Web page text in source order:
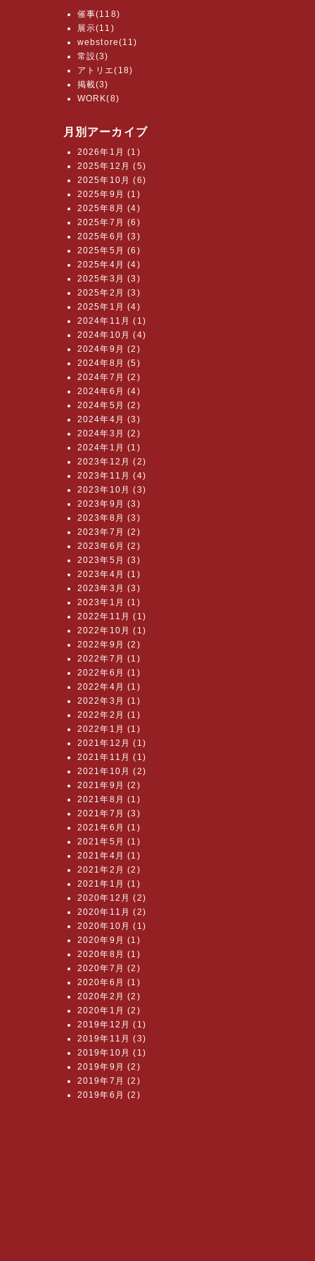
催事(118)
展示(11)
webstore(11)
常設(3)
アトリエ(18)
掲載(3)
WORK(8)
月別アーカイブ
2026年1月 (1)
2025年12月 (5)
2025年10月 (6)
2025年9月 (1)
2025年8月 (4)
2025年7月 (6)
2025年6月 (3)
2025年5月 (6)
2025年4月 (4)
2025年3月 (3)
2025年2月 (3)
2025年1月 (4)
2024年11月 (1)
2024年10月 (4)
2024年9月 (2)
2024年8月 (5)
2024年7月 (2)
2024年6月 (4)
2024年5月 (2)
2024年4月 (3)
2024年3月 (2)
2024年1月 (1)
2023年12月 (2)
2023年11月 (4)
2023年10月 (3)
2023年9月 (3)
2023年8月 (3)
2023年7月 (2)
2023年6月 (2)
2023年5月 (3)
2023年4月 (1)
2023年3月 (3)
2023年1月 (1)
2022年11月 (1)
2022年10月 (1)
2022年9月 (2)
2022年7月 (1)
2022年6月 (1)
2022年4月 (1)
2022年3月 (1)
2022年2月 (1)
2022年1月 (1)
2021年12月 (1)
2021年11月 (1)
2021年10月 (2)
2021年9月 (2)
2021年8月 (1)
2021年7月 (3)
2021年6月 (1)
2021年5月 (1)
2021年4月 (1)
2021年2月 (2)
2021年1月 (1)
2020年12月 (2)
2020年11月 (2)
2020年10月 (1)
2020年9月 (1)
2020年8月 (1)
2020年7月 (2)
2020年6月 (1)
2020年2月 (2)
2020年1月 (2)
2019年12月 (1)
2019年11月 (3)
2019年10月 (1)
2019年9月 (2)
2019年7月 (2)
2019年6月 (2)